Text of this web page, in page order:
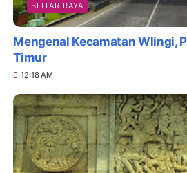
BLITAR RAYA
Mengenal Kecamatan Wlingi,
Timur
12:18 AM